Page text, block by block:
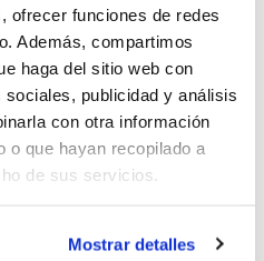
ofrecer funciones de redes
Además, compartimos
haga del sitio web con
publicidad y análisis
con otra información
o que hayan recopilado a
de sus servicios.
Mostrar detalles
la entidad elPremio al
que recibirán el próximo 28
Cultural Falla
al Club la
el próximo 1 de